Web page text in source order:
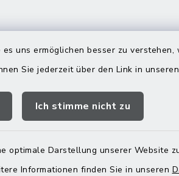
uns ermöglichen besser zu
Sie jederzeit über den Link in unseren
Ich stimme nicht zu
Darstellung unserer Website
Informationen finden Sie in unseren
Rathaus in
Rechtmehring
Korbiniansweg 3
83562 Rechtmehring
08076 8595